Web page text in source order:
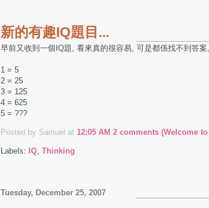
新的有趣IQ題目...
早前又收到一個IQ題, 看來真的很容易, 可是都係找不到答
1 = 5
2 = 25
3 = 125
4 = 625
5 = ???
Posted by Samuel at 12:05 AM 2 comments (Welcome
Labels: IQ Thinking
Tuesday, December 25, 2007